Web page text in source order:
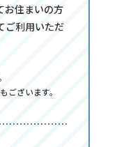
お住まいの方
ご利用いただ
ざいます。